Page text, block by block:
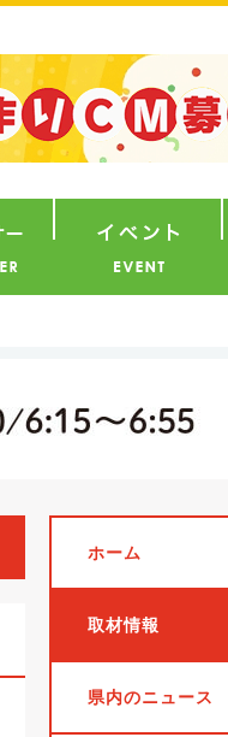
ホーム
取材情報
県内のニュース